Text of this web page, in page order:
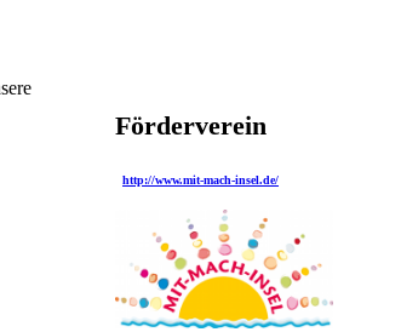
Förderverein
http://www.mit-mach-insel.de/